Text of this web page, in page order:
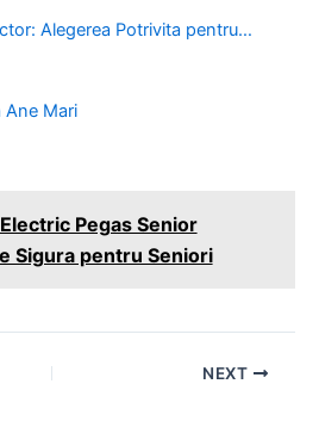
Alegerea Potrivita pentru…
Ane Mari
Pegas Senior
Sigura pentru Seniori
NEXT